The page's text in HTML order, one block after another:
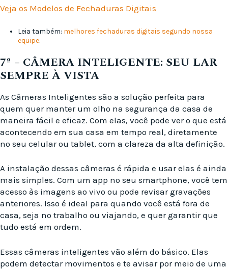
Veja os Modelos de Fechaduras Digitais
Leia também: melhores fechaduras digitais segundo nossa
equipe.
7º – CÂMERA INTELIGENTE: SEU LAR
SEMPRE À VISTA
As Câmeras Inteligentes são a solução perfeita para
quem quer manter um olho na segurança da casa de
maneira fácil e eficaz. Com elas, você pode ver o que está
acontecendo em sua casa em tempo real, diretamente
no seu celular ou tablet, com a clareza da alta definição.
A instalação dessas câmeras é rápida e usar elas é ainda
mais simples. Com um app no seu smartphone, você tem
acesso às imagens ao vivo ou pode revisar gravações
anteriores. Isso é ideal para quando você está fora de
casa, seja no trabalho ou viajando, e quer garantir que
tudo está em ordem.
Essas câmeras inteligentes vão além do básico. Elas
podem detectar movimentos e te avisar por meio de uma